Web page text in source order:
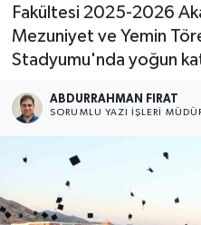
Fakültesi 2025-2026
Mezuniyet ve Yemin
Stadyumu'nda yoğun
ABDURRAHMAN FIRAT
SORUMLU YAZI İŞLERI